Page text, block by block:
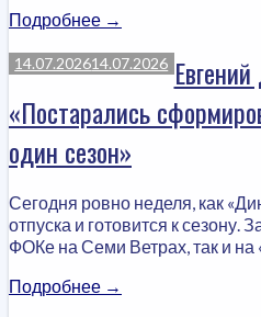
Подробнее
«Осталось
дня»
→
14.07.202614.07.2026
«Постарались
один сезон»
Сегодня ровно неделя, как
отпуска и готовится к сезону.
ФОКе на Семи Ветрах, так и
Подробнее «Евгений
→